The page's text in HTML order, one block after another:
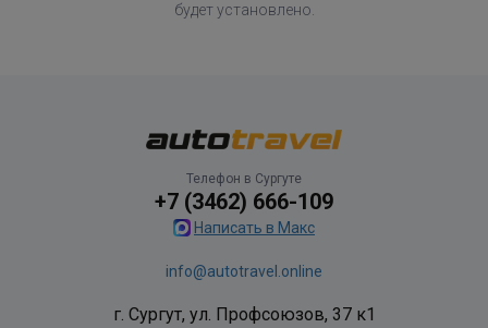
будет установлено.
Телефон в Сургуте
+7 (3462) 666-109
Написать в Макс
info@autotravel.online
г. Сургут, ул. Профсоюзов, 37 к1